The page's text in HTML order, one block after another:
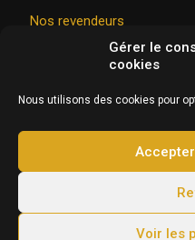
Gérer le
cookies
Nous utilisons des cookies pour
Voir les
Nos revendeurs
Le Caveau
326 Rue de la vigne
Conception &
consommer